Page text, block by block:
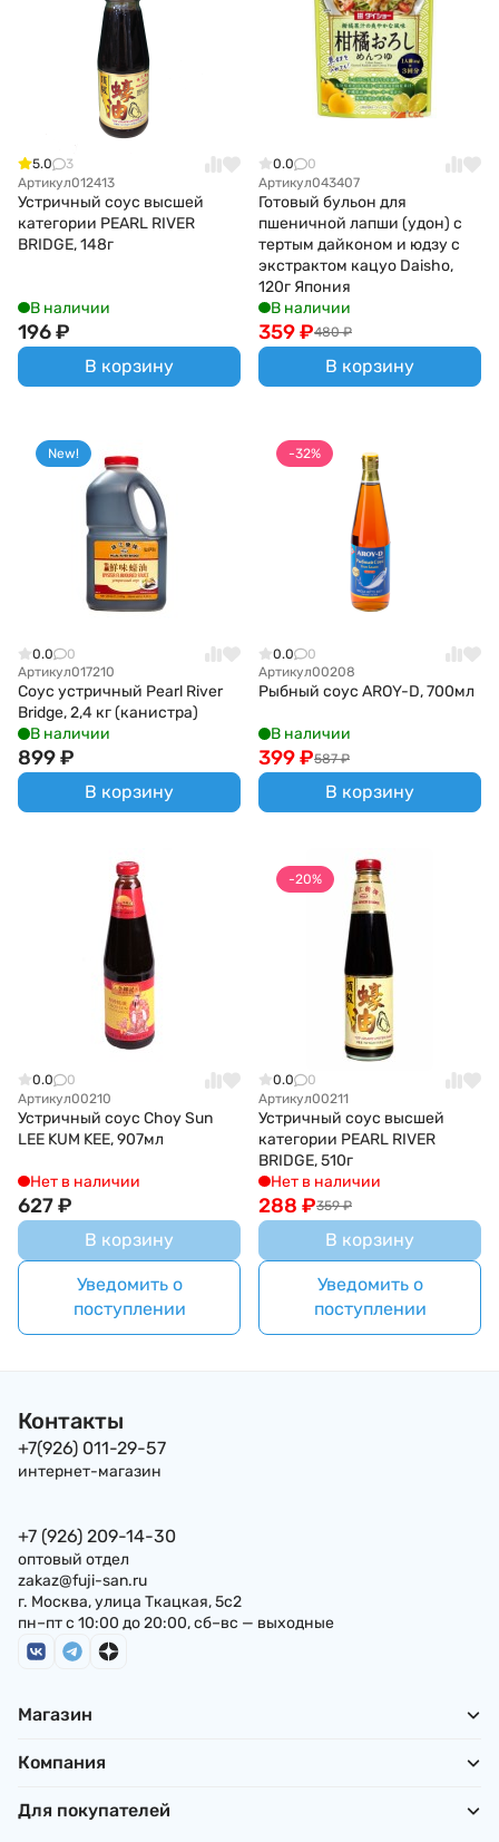
5.0
3
Артикул012413
Устричный соус высшей
категории PEARL RIVER
BRIDGE, 148г
В наличии
196₽
В корзину
0.0
0
Артикул043407
Готовый бульон для
пшеничной лапши (удон) c
тертым дайконом и юдзу с
экстрактом кацуо Daisho,
120г Япония
В наличии
480 ₽
359₽
В корзину
New!
0.0
0
Артикул017210
Соус устричный Pearl River
Bridge, 2,4 кг (канистра)
В наличии
899₽
В корзину
-32%
0.0
0
Артикул00208
Рыбный соус AROY-D, 700мл
В наличии
587 ₽
399₽
В корзину
0.0
0
Артикул00210
Устричный соус Choy Sun
LEE KUM KEE, 907мл
Нет в наличии
627₽
В корзину
Уведомить о
поступлении
-20%
0.0
0
Артикул00211
Устричный соус высшей
категории PEARL RIVER
BRIDGE, 510г
Нет в наличии
359 ₽
288 ₽
В корзину
Уведомить о
поступлении
Контакты
+7(926) 011-29-57
интернет-магазин
+7 (926) 209-14-30
оптовый отдел
zakaz@fuji-san.ru
г. Москва, улица Ткацкая, 5с2
пн–пт с 10:00 до 20:00, сб–вс — выходные
Магазин
Компания
Для покупателей